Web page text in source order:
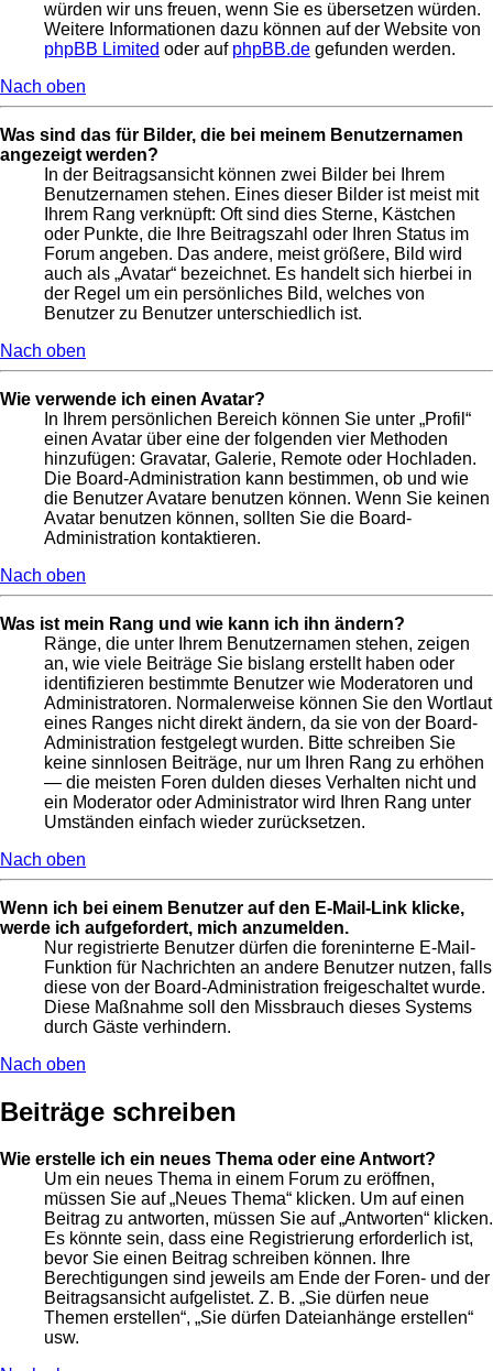
würden wir uns freuen, wenn Sie es übersetzen würden.
Weitere Informationen dazu können auf der Website von
phpBB Limited oder auf phpBB.de gefunden werden.
Nach oben
Was sind das für Bilder, die bei meinem Benutzernamen
angezeigt werden?
In der Beitragsansicht können zwei Bilder bei Ihrem
Benutzernamen stehen. Eines dieser Bilder ist meist mit
Ihrem Rang verknüpft: Oft sind dies Sterne, Kästchen
oder Punkte, die Ihre Beitragszahl oder Ihren Status im
Forum angeben. Das andere, meist größere, Bild wird
auch als „Avatar“ bezeichnet. Es handelt sich hierbei in
der Regel um ein persönliches Bild, welches von
Benutzer zu Benutzer unterschiedlich ist.
Nach oben
Wie verwende ich einen Avatar?
In Ihrem persönlichen Bereich können Sie unter „Profil“
einen Avatar über eine der folgenden vier Methoden
hinzufügen: Gravatar, Galerie, Remote oder Hochladen.
Die Board-Administration kann bestimmen, ob und wie
die Benutzer Avatare benutzen können. Wenn Sie keinen
Avatar benutzen können, sollten Sie die Board-
Administration kontaktieren.
Nach oben
Was ist mein Rang und wie kann ich ihn ändern?
Ränge, die unter Ihrem Benutzernamen stehen, zeigen
an, wie viele Beiträge Sie bislang erstellt haben oder
identifizieren bestimmte Benutzer wie Moderatoren und
Administratoren. Normalerweise können Sie den Wortlaut
eines Ranges nicht direkt ändern, da sie von der Board-
Administration festgelegt wurden. Bitte schreiben Sie
keine sinnlosen Beiträge, nur um Ihren Rang zu erhöhen
— die meisten Foren dulden dieses Verhalten nicht und
ein Moderator oder Administrator wird Ihren Rang unter
Umständen einfach wieder zurücksetzen.
Nach oben
Wenn ich bei einem Benutzer auf den E-Mail-Link klicke,
werde ich aufgefordert, mich anzumelden.
Nur registrierte Benutzer dürfen die foreninterne E-Mail-
Funktion für Nachrichten an andere Benutzer nutzen, falls
diese von der Board-Administration freigeschaltet wurde.
Diese Maßnahme soll den Missbrauch dieses Systems
durch Gäste verhindern.
Nach oben
Beiträge schreiben
Wie erstelle ich ein neues Thema oder eine Antwort?
Um ein neues Thema in einem Forum zu eröffnen,
müssen Sie auf „Neues Thema“ klicken. Um auf einen
Beitrag zu antworten, müssen Sie auf „Antworten“ klicken.
Es könnte sein, dass eine Registrierung erforderlich ist,
bevor Sie einen Beitrag schreiben können. Ihre
Berechtigungen sind jeweils am Ende der Foren- und der
Beitragsansicht aufgelistet. Z. B. „Sie dürfen neue
Themen erstellen“, „Sie dürfen Dateianhänge erstellen“
usw.